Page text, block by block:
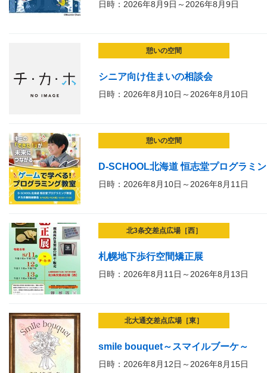
日時：2026年8月9日～2026年8月9日
憩いの空間
シニア向け住まいの相談会
日時：2026年8月10日～2026年8月10日
憩いの空間
D-SCHOOL北海道 恒志堂プログラミ
日時：2026年8月10日～2026年8月11日
北3条交差点広場［西］
札幌地下歩行空間矯正展
日時：2026年8月11日～2026年8月13日
北大通交差点広場［東］
smile bouquet～スマイルブーケ～
日時：2026年8月12日～2026年8月15日